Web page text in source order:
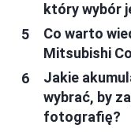
który wybór
Co warto
Mitsubishi
Jakie
wybrać, by
fotografię?